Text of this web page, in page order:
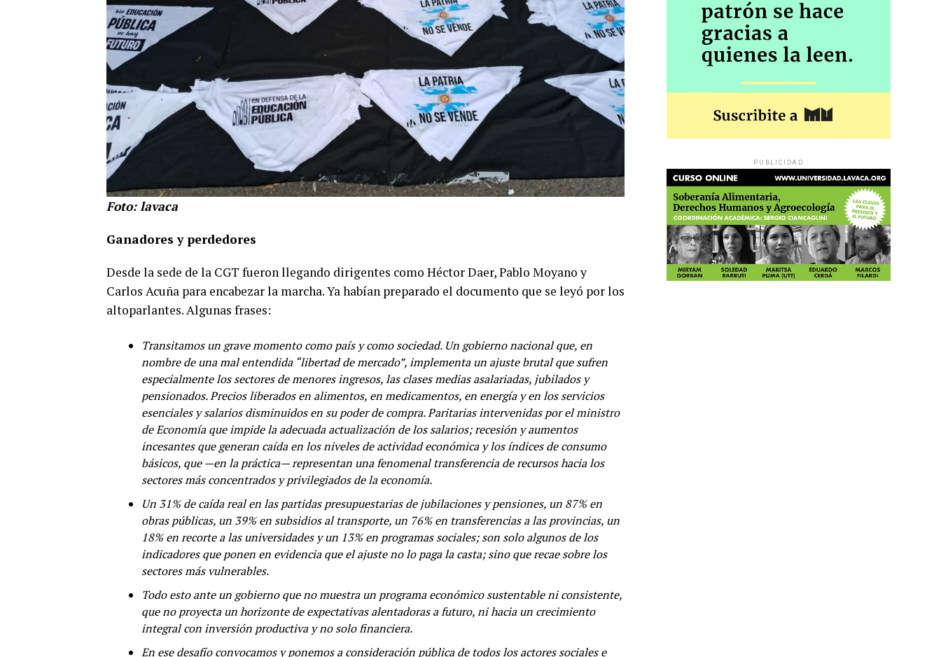
Foto: lavaca
Ganadores y perdedores
Desde la sede de la CGT fueron llegando dirigentes como Héctor Daer, Pablo Moyano y
Carlos Acuña para encabezar la marcha. Ya habían preparado el documento que se leyó por los
altoparlantes. Algunas frases:
Transitamos un grave momento como país y como sociedad. Un gobierno nacional que, en
nombre de una mal entendida “libertad de mercado”, implementa un ajuste brutal que sufren
especialmente los sectores de menores ingresos, las clases medias asalariadas, jubilados y
pensionados. Precios liberados en alimentos, en medicamentos, en energía y en los servicios
esenciales y salarios disminuidos en su poder de compra. Paritarias intervenidas por el ministro
de Economía que impide la adecuada actualización de los salarios; recesión y aumentos
incesantes que generan caída en los niveles de actividad económica y los índices de consumo
básicos, que —en la práctica— representan una fenomenal transferencia de recursos hacia los
sectores más concentrados y privilegiados de la economía.
Un 31% de caída real en las partidas presupuestarias de jubilaciones y pensiones, un 87% en
obras públicas, un 39% en subsidios al transporte, un 76% en transferencias a las provincias, un
18% en recorte a las universidades y un 13% en programas sociales; son solo algunos de los
indicadores que ponen en evidencia que el ajuste no lo paga la casta; sino que recae sobre los
sectores más vulnerables.
Todo esto ante un gobierno que no muestra un programa económico sustentable ni consistente,
que no proyecta un horizonte de expectativas alentadoras a futuro, ni hacia un crecimiento
integral con inversión productiva y no solo financiera.
En ese desafío convocamos y ponemos a consideración pública de todos los actores sociales e
PUBLICIDAD